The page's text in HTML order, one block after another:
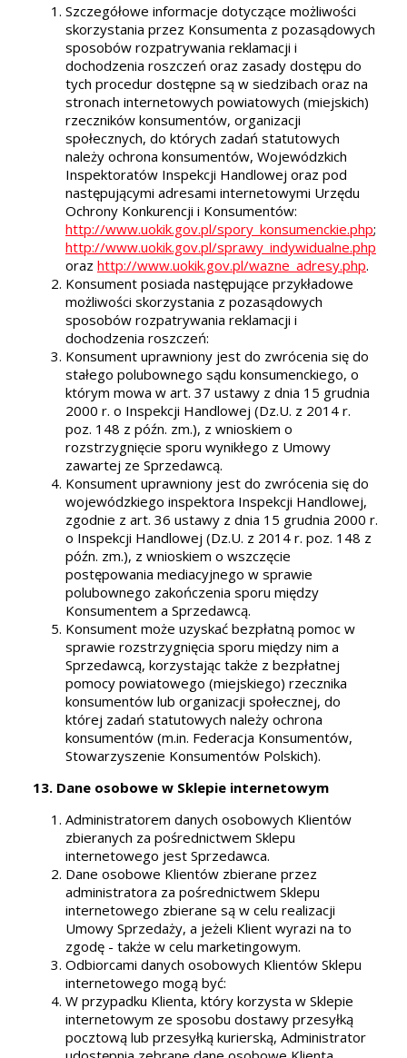
Szczegółowe informacje dotyczące możliwości
skorzystania przez Konsumenta z pozasądowych
sposobów rozpatrywania reklamacji i
dochodzenia roszczeń oraz zasady dostępu do
tych procedur dostępne są w siedzibach oraz na
stronach internetowych powiatowych (miejskich)
rzeczników konsumentów, organizacji
społecznych, do których zadań statutowych
należy ochrona konsumentów, Wojewódzkich
Inspektoratów Inspekcji Handlowej oraz pod
następującymi adresami internetowymi Urzędu
Ochrony Konkurencji i Konsumentów:
http://www.uokik.gov.pl/spory_konsumenckie.php;
http://www.uokik.gov.pl/sprawy_indywidualne.php
oraz http://www.uokik.gov.pl/wazne_adresy.php.
Konsument posiada następujące przykładowe
możliwości skorzystania z pozasądowych
sposobów rozpatrywania reklamacji i
dochodzenia roszczeń:
Konsument uprawniony jest do zwrócenia się do
stałego polubownego sądu konsumenckiego, o
którym mowa w art. 37 ustawy z dnia 15 grudnia
2000 r. o Inspekcji Handlowej (Dz.U. z 2014 r.
poz. 148 z późn. zm.), z wnioskiem o
rozstrzygnięcie sporu wynikłego z Umowy
zawartej ze Sprzedawcą.
Konsument uprawniony jest do zwrócenia się do
wojewódzkiego inspektora Inspekcji Handlowej,
zgodnie z art. 36 ustawy z dnia 15 grudnia 2000 r.
o Inspekcji Handlowej (Dz.U. z 2014 r. poz. 148 z
późn. zm.), z wnioskiem o wszczęcie
postępowania mediacyjnego w sprawie
polubownego zakończenia sporu między
Konsumentem a Sprzedawcą.
Konsument może uzyskać bezpłatną pomoc w
sprawie rozstrzygnięcia sporu między nim a
Sprzedawcą, korzystając także z bezpłatnej
pomocy powiatowego (miejskiego) rzecznika
konsumentów lub organizacji społecznej, do
której zadań statutowych należy ochrona
konsumentów (m.in. Federacja Konsumentów,
Stowarzyszenie Konsumentów Polskich).
13. Dane osobowe w Sklepie internetowym
Administratorem danych osobowych Klientów
zbieranych za pośrednictwem Sklepu
internetowego jest Sprzedawca.
Dane osobowe Klientów zbierane przez
administratora za pośrednictwem Sklepu
internetowego zbierane są w celu realizacji
Umowy Sprzedaży, a jeżeli Klient wyrazi na to
zgodę - także w celu marketingowym.
Odbiorcami danych osobowych Klientów Sklepu
internetowego mogą być:
W przypadku Klienta, który korzysta w Sklepie
internetowym ze sposobu dostawy przesyłką
pocztową lub przesyłką kurierską, Administrator